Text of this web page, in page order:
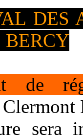
BERCY
de
sera